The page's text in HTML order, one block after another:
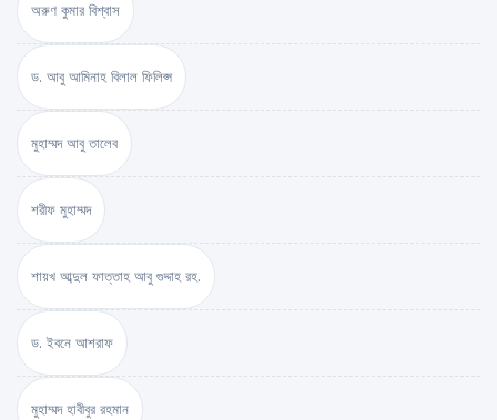
অরুণ কুমার বিশ্বাস
ড. আবু আমিনাহ বিলাল ফিলিপ্স
মুহাম্মদ আবু তালেব
শরীফ মুহাম্মদ
শায়খ আব্দুল ফাত্তাহ আবু গুদ্দাহ রহ.
ড. ইবনে আশরাফ
মুহাম্মদ হাবীবুর রহমান